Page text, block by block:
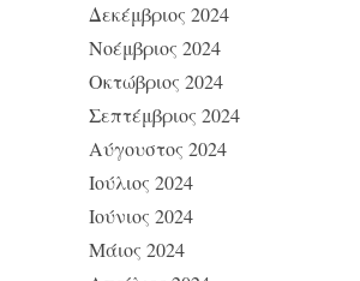
Δεκέμβριος 2024
Νοέμβριος 2024
Οκτώβριος 2024
Σεπτέμβριος 2024
Αύγουστος 2024
Ιούλιος 2024
Ιούνιος 2024
Μάιος 2024